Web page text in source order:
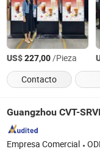
US$227,00/Pieza
Contacto
Guangzhou CVT-
Empresa Comercial